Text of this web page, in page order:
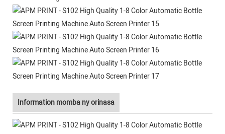
Information momba ny orinasa